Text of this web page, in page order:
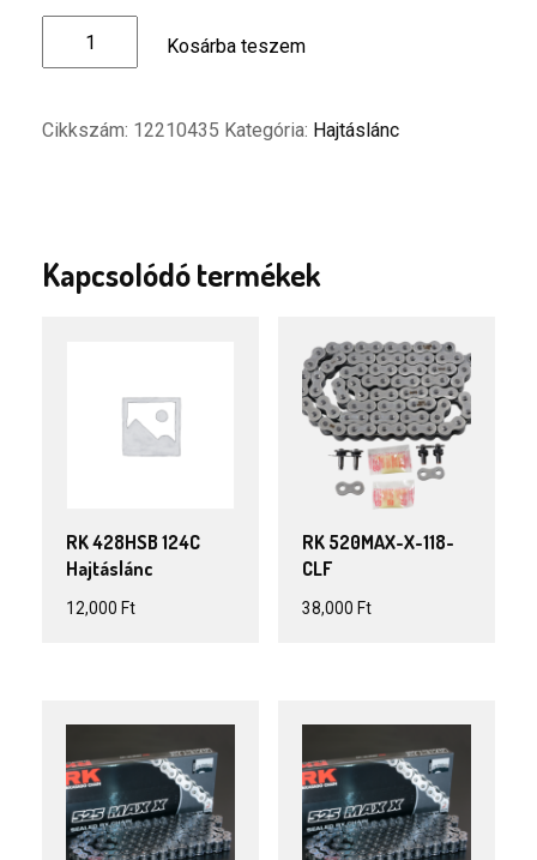
Hajtáslánc
126C
Kosárba teszem
Cikkszám: 12210435 Kategória: Hajtáslánc
Kapcsolódó termékek
RK 428HSB 124C
Hajtáslánc
12,000 Ft
RK 520MAX-X-118-
CLF
38,000 Ft